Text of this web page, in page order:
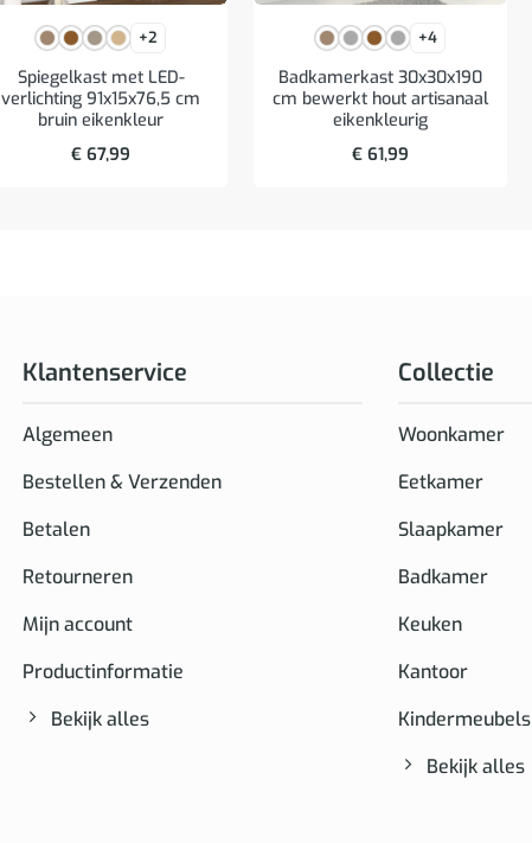
+2
Spiegelkast met LED-
verlichting 91x15x76,5 cm
bruin eikenkleur
€ 67,99
+4
Badkamerkast 30x30x190
cm bewerkt hout artisanaal
eikenkleurig
€ 61,99
Klantenservice
Algemeen
Bestellen & Verzenden
Betalen
Retourneren
Mijn account
Productinformatie
Bekijk alles
Collectie
Woonkamer
Eetkamer
Slaapkamer
Badkamer
Keuken
Kantoor
Kindermeubels
Bekijk alles